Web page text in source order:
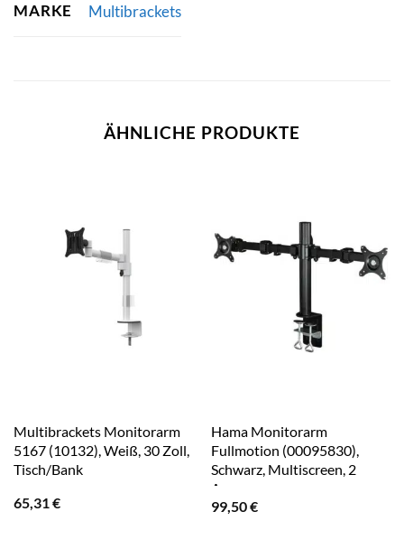
MARKE Multibrackets
ÄHNLICHE PRODUKTE
Multibrackets Monitorarm
5167 (10132), Weiß, 30 Zoll,
Tisch/Bank
65,31€
Hama Monitorarm
Fullmotion (00095830),
Schwarz, Multiscreen, 2
Arme
99,50€